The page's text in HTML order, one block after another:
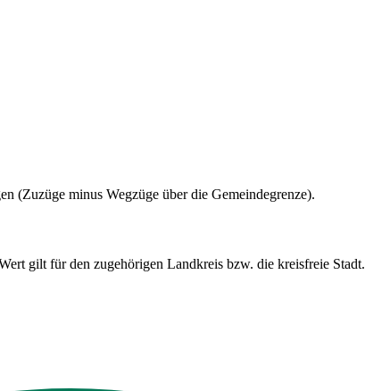
(Zuzüge minus Wegzüge über die Gemeindegrenze).
gilt für den zugehörigen Landkreis bzw. die kreisfreie Stadt.